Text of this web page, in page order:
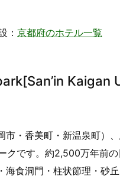
： 京都府のホテル一覧
Kaigan
・香美町・新温泉町）
です。約2,500万年前
食洞門・柱状節理・砂